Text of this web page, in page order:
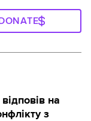
на
з